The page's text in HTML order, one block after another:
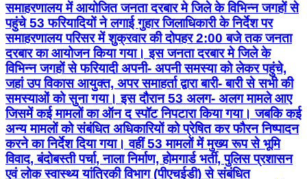
समाहरणालय में आयोजित जनता दरबार मे जिले के विभिन्न जगहों से
पहुंचे 53 फरियादियों ने लगाई गुहार जिलाधिकारी के निर्देश पर
समाहरणालय परिसर में शुक्रवार की दोपहर 2:00 बजे तक जनता
दरबार का आयोजन किया गया। इस जनता दरबार मे जिले के
विभिन्न जगहों से फरियादी अपनी- अपनी समस्या को लेकर पहुंचे,
जहां उप विकास आयुक्त, अपर समाहर्ता द्वारा बारी- बारी से सभी की
समस्याओं को सुना गया। इस दौरान 53 अलग- अलग मामले आए
जिसमें कई मामलों का ऑन द स्पॉट निपटारा किया गया। जबकि कई
अन्य मामलों को संबंधित अधिकारियों को प्रेषित कर फौरन निष्पादन
करने का निर्देश दिया गया। वहीं 53 मामलों में मुख्य रूप से भूमि
विवाद, बंदोबस्ती पर्चा, नाला निर्माण, होमगार्ड भर्ती, पुलिस प्रशासन
एवं लोक स्वास्थ्य यांत्रिकी विभाग (पीएचईडी) से संबंधित